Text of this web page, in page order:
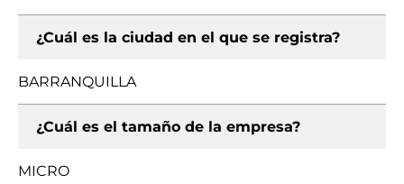
¿Cuál es la ciudad en el que se registra?
BARRANQUILLA
¿Cuál es el tamaño de la empresa?
MICRO